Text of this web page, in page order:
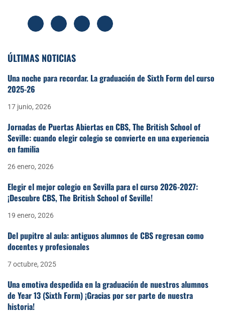
ÚLTIMAS NOTICIAS
Una noche para recordar. La graduación de Sixth Form del curso
2025-26
17 junio, 2026
Jornadas de Puertas Abiertas en CBS, The British School of
Seville: cuando elegir colegio se convierte en una experiencia
en familia
26 enero, 2026
Elegir el mejor colegio en Sevilla para el curso 2026-2027:
¡Descubre CBS, The British School of Seville!
19 enero, 2026
Del pupitre al aula: antiguos alumnos de CBS regresan como
docentes y profesionales
7 octubre, 2025
Una emotiva despedida en la graduación de nuestros alumnos
de Year 13 (Sixth Form) ¡Gracias por ser parte de nuestra
historia!